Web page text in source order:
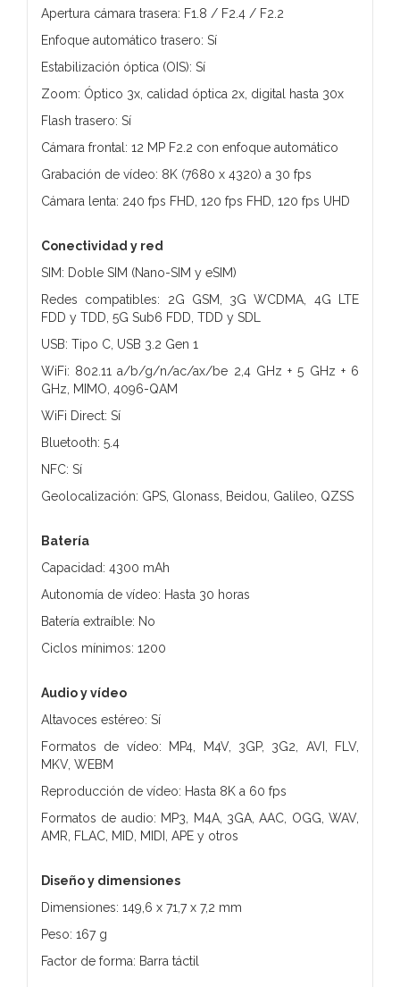
Apertura cámara trasera: F1.8 / F2.4 / F2.2
Enfoque automático trasero: Sí
Estabilización óptica (OIS): Sí
Zoom: Óptico 3x, calidad óptica 2x, digital hasta 30x
Flash trasero: Sí
Cámara frontal: 12 MP F2.2 con enfoque automático
Grabación de vídeo: 8K (7680 x 4320) a 30 fps
Cámara lenta: 240 fps FHD, 120 fps FHD, 120 fps UHD
Conectividad y red
SIM: Doble SIM (Nano-SIM y eSIM)
Redes compatibles: 2G GSM, 3G WCDMA, 4G LTE
FDD y TDD, 5G Sub6 FDD, TDD y SDL
USB: Tipo C, USB 3.2 Gen 1
WiFi: 802.11 a/b/g/n/ac/ax/be 2,4 GHz + 5 GHz + 6
GHz, MIMO, 4096-QAM
WiFi Direct: Sí
Bluetooth: 5.4
NFC: Sí
Geolocalización: GPS, Glonass, Beidou, Galileo, QZSS
Batería
Capacidad: 4300 mAh
Autonomía de vídeo: Hasta 30 horas
Batería extraíble: No
Ciclos mínimos: 1200
Audio y vídeo
Altavoces estéreo: Sí
Formatos de vídeo: MP4, M4V, 3GP, 3G2, AVI, FLV,
MKV, WEBM
Reproducción de vídeo: Hasta 8K a 60 fps
Formatos de audio: MP3, M4A, 3GA, AAC, OGG, WAV,
AMR, FLAC, MID, MIDI, APE y otros
Diseño y dimensiones
Dimensiones: 149,6 x 71,7 x 7,2 mm
Peso: 167 g
Factor de forma: Barra táctil